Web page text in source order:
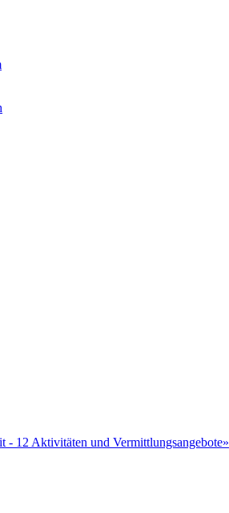
12 Aktivitäten und Vermittlungsangebote»